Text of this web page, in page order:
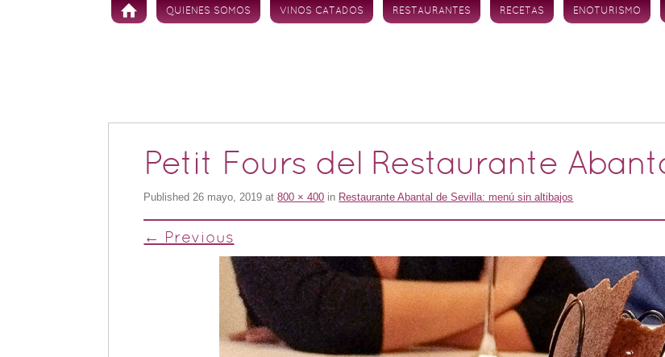
Skip to content
QUIENES SOMOS VINOS CATADOS RESTAURANTES RECETAS ENOTURISMO
Petit Fours del Restaurante
Published26 mayo, 2019 at800 × 400 in Restaurante Abantal de Sevilla: menú sin altibajos
← Previous